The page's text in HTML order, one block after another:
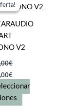
V2
€
€
precio
actual
es:
595,00€.